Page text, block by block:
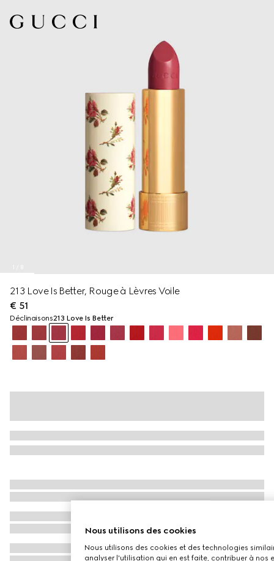
8
213 Love Is Better, Rouge à Lèvres Voile
€ 51
Déclinaisons213 Love Is Better
Nous utilisons des cookies
Nous utilisons des cookies et des technologies
analyser l'utilisation qui en est faite, contribuer à nos